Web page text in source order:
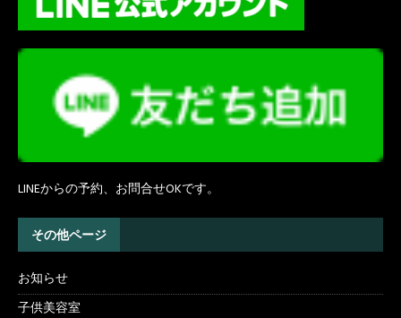
LINEからの予約、お問合せOKです。
その他ページ
お知らせ
子供美容室